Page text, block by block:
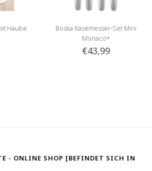
Haube
Boska Käsemesser-Set Mini
Monaco+
€43,99
- ONLINE SHOP [BEFINDET SICH IN